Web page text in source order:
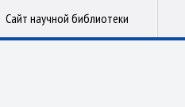
Сайт научной библиотеки